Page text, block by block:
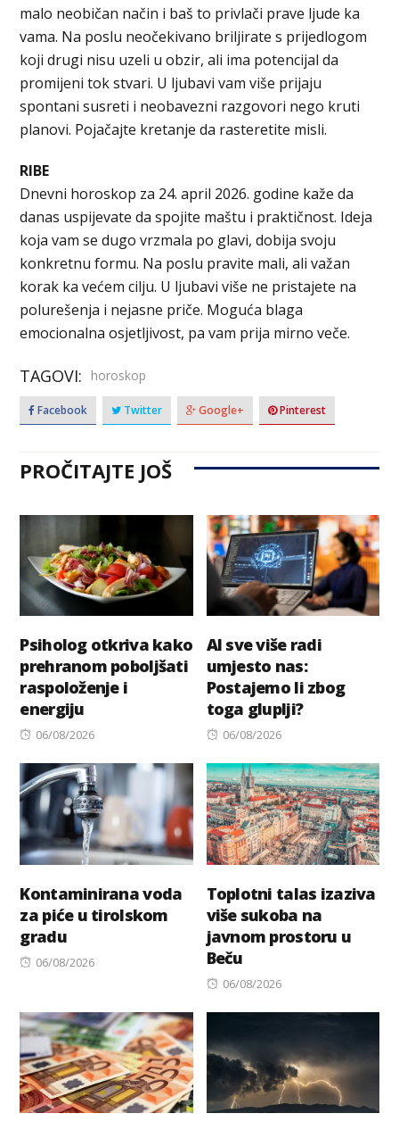
malo neobičan način i baš to privlači prave ljude ka
vama. Na poslu neočekivano briljirate s prijedlogom
koji drugi nisu uzeli u obzir, ali ima potencijal da
promijeni tok stvari. U ljubavi vam više prijaju
spontani susreti i neobavezni razgovori nego kruti
planovi. Pojačajte kretanje da rasteretite misli.
RIBE
Dnevni horoskop za 24. april 2026. godine kaže da
danas uspijevate da spojite maštu i praktičnost. Ideja
koja vam se dugo vrzmala po glavi, dobija svoju
konkretnu formu. Na poslu pravite mali, ali važan
korak ka većem cilju. U ljubavi više ne pristajete na
polurešenja i nejasne priče. Moguća blaga
emocionalna osjetljivost, pa vam prija mirno veče.
TAGOVI: horoskop
Facebook Twitter Google+ Pinterest
PROČITAJTE JOŠ
Psiholog otkriva kako
prehranom poboljšati
raspoloženje i
energiju
Posted
06/08/2026
AI sve više radi
umjesto nas:
Postajemo li zbog
toga gluplji?
Posted
06/08/2026
Kontaminirana voda
za piće u tirolskom
gradu
Posted
06/08/2026
Toplotni talas izaziva
više sukoba na
javnom prostoru u
Beču
Posted
06/08/2026